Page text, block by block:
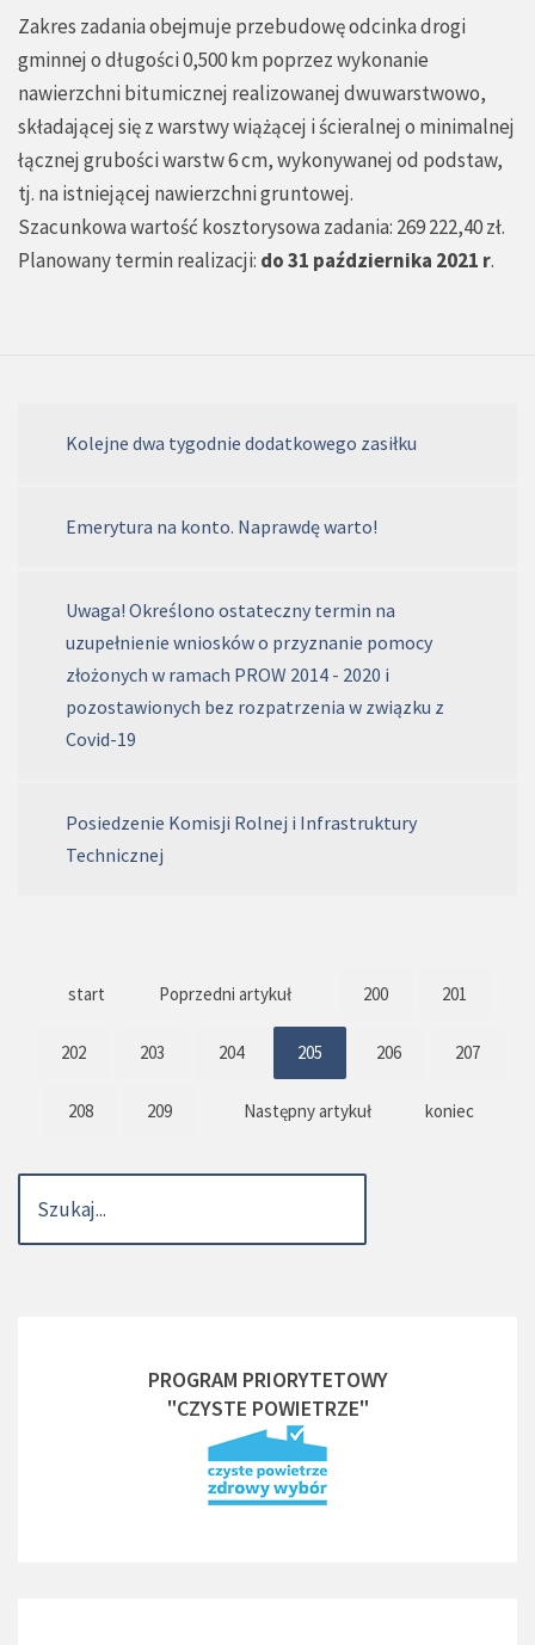
Zakres zadania obejmuje przebudowę odcinka drogi
gminnej o długości 0,500 km poprzez wykonanie
nawierzchni bitumicznej realizowanej dwuwarstwowo,
składającej się z warstwy wiążącej i ścieralnej o minimalnej
łącznej grubości warstw 6 cm, wykonywanej od podstaw,
tj. na istniejącej nawierzchni gruntowej.
Szacunkowa wartość kosztorysowa zadania: 269 222,40 zł.
Planowany termin realizacji: do 31 października 2021 r.
Kolejne dwa tygodnie dodatkowego zasiłku
Emerytura na konto. Naprawdę warto!
Uwaga! Określono ostateczny termin na
uzupełnienie wniosków o przyznanie pomocy
złożonych w ramach PROW 2014 - 2020 i
pozostawionych bez rozpatrzenia w związku z
Covid-19
Posiedzenie Komisji Rolnej i Infrastruktury
Technicznej
start Poprzedni artykuł 200 201
202 203 204 205 206 207
208 209 Następny artykuł koniec
PROGRAM PRIORYTETOWY
"CZYSTE POWIETRZE"